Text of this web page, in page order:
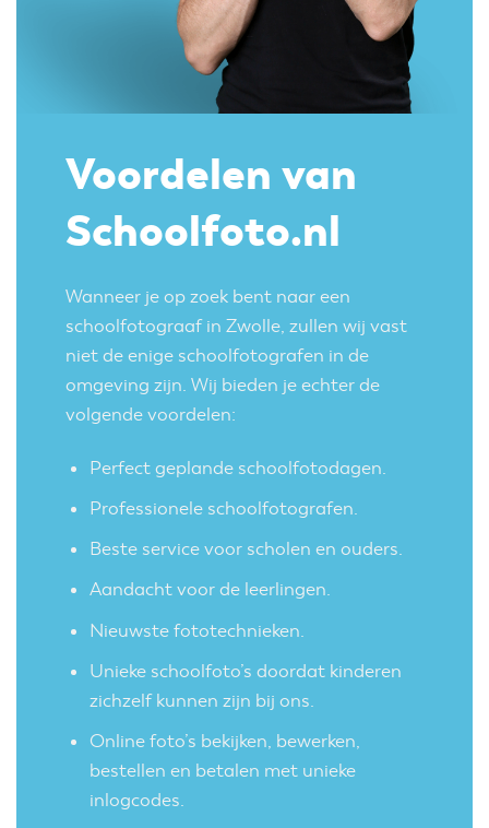
Voordelen van
Schoolfoto.nl
Wanneer je op zoek bent naar een
schoolfotograaf in Zwolle, zullen wij vast
niet de enige schoolfotografen in de
omgeving zijn. Wij bieden je echter de
volgende voordelen:
Perfect geplande schoolfotodagen.
Professionele schoolfotografen.
Beste service voor scholen en ouders.
Aandacht voor de leerlingen.
Nieuwste fototechnieken.
Unieke schoolfoto’s doordat kinderen
zichzelf kunnen zijn bij ons.
Online foto’s bekijken, bewerken,
bestellen en betalen met unieke
inlogcodes.